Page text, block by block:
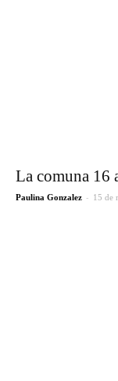
La comuna 16
Paulina Gonzalez - 15 de